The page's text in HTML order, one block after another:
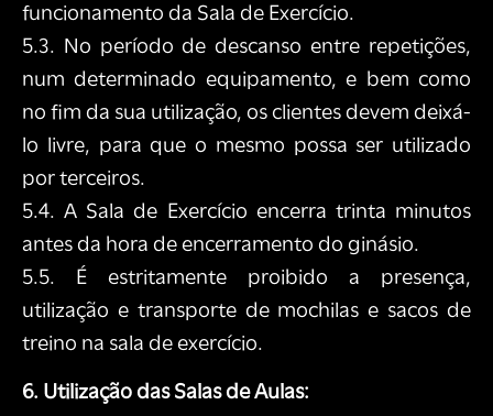
funcionamento da Sala de Exercício.
5.3. No período de descanso entre repetições,
num determinado equipamento, e bem como
no fim da sua utilização, os clientes devem deixá-
lo livre, para que o mesmo possa ser utilizado
por terceiros.
5.4. A Sala de Exercício encerra trinta minutos
antes da hora de encerramento do ginásio.
5.5. É estritamente proibido a presença,
utilização e transporte de mochilas e sacos de
treino na sala de exercício.
6. Utilização das Salas de Aulas: